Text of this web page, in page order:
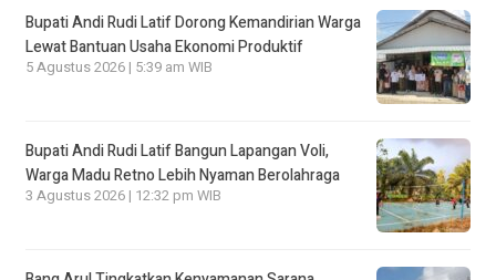
Bupati Andi Rudi Latif Dorong Kemandirian Warga
Lewat Bantuan Usaha Ekonomi Produktif
5 Agustus 2026 | 5:39 am WIB
Bupati Andi Rudi Latif Bangun Lapangan Voli,
Warga Madu Retno Lebih Nyaman Berolahraga
3 Agustus 2026 | 12:32 pm WIB